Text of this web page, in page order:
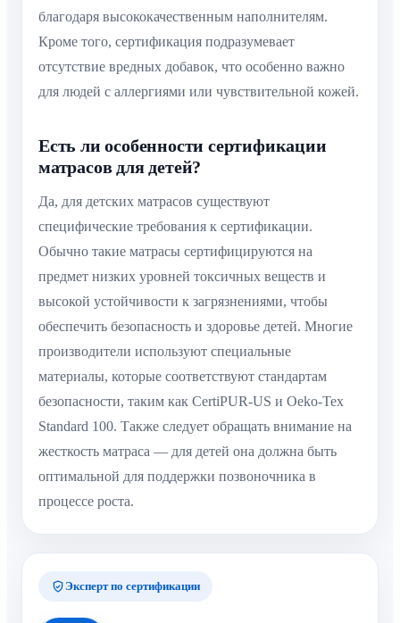
благодаря высококачественным наполнителям.
Кроме того, сертификация подразумевает
отсутствие вредных добавок, что особенно важно
для людей с аллергиями или чувствительной кожей.
Есть ли особенности сертификации
матрасов для детей?
Да, для детских матрасов существуют
специфические требования к сертификации.
Обычно такие матрасы сертифицируются на
предмет низких уровней токсичных веществ и
высокой устойчивости к загрязнениями, чтобы
обеспечить безопасность и здоровье детей. Многие
производители используют специальные
материалы, которые соответствуют стандартам
безопасности, таким как CertiPUR-US и Oeko-Tex
Standard 100. Также следует обращать внимание на
жесткость матраса — для детей она должна быть
оптимальной для поддержки позвоночника в
процессе роста.
Эксперт по сертификации